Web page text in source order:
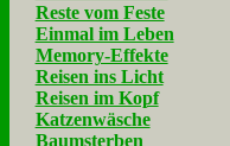
Reste vom Feste
Einmal im Leben
Memory-Effekte
Reisen ins Licht
Reisen im Kopf
Katzenwäsche
Baumsterben